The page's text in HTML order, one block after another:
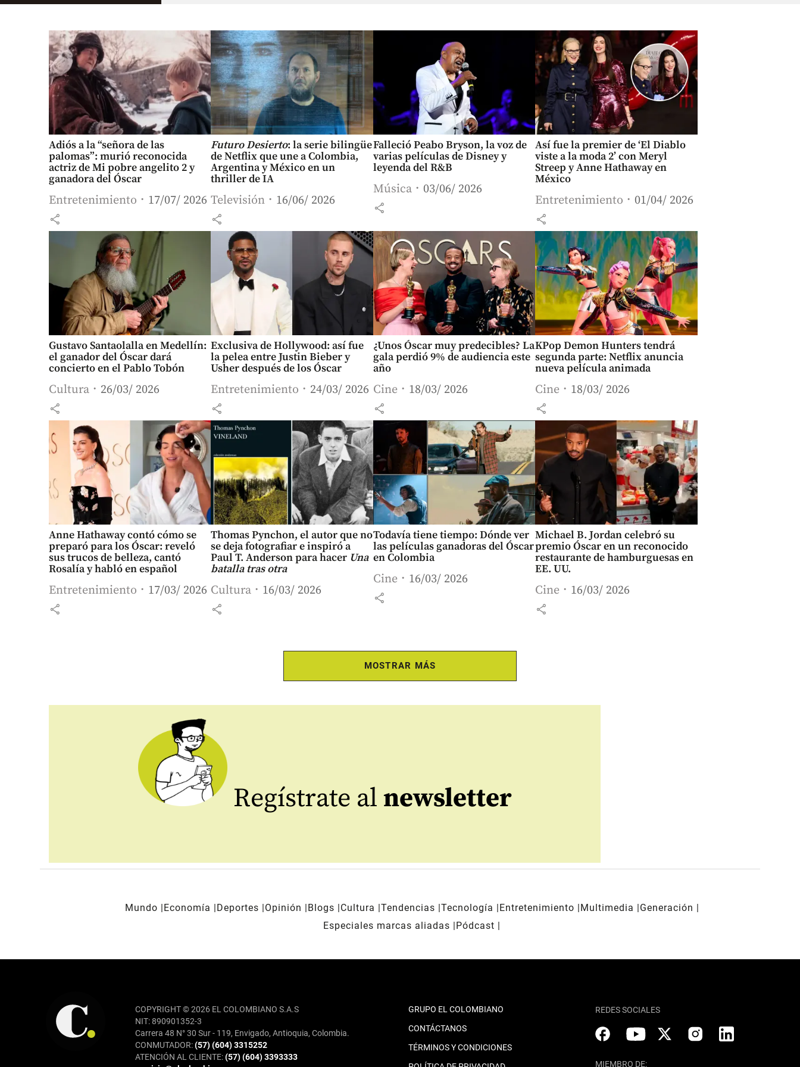
Adiós a la “señora de las
palomas”: murió reconocida
actriz de Mi pobre angelito 2 y
ganadora del Óscar
Entretenimiento 17/07/ 2026
share
Futuro Desierto: la serie bilingüe
de Netflix que une a Colombia,
Argentina y México en un
thriller de IA
Televisión 16/06/ 2026
share
Falleció Peabo Bryson, la voz de
varias películas de Disney y
leyenda del R&B
Música 03/06/ 2026
share
Así fue la premier de ‘El Diablo
viste a la moda 2’ con Meryl
Streep y Anne Hathaway en
México
Entretenimiento 01/04/ 2026
share
Gustavo Santaolalla en Medellín:
el ganador del Óscar dará
concierto en el Pablo Tobón
Cultura 26/03/ 2026
share
Exclusiva de Hollywood: así fue
la pelea entre Justin Bieber y
Usher después de los Óscar
Entretenimiento 24/03/ 2026
share
¿Unos Óscar muy predecibles? La
gala perdió 9% de audiencia este
año
Cine 18/03/ 2026
share
KPop Demon Hunters tendrá
segunda parte: Netflix anuncia
nueva película animada
Cine 18/03/ 2026
share
Anne Hathaway contó cómo se
preparó para los Óscar: reveló
sus trucos de belleza, cantó
Rosalía y habló en español
Entretenimiento 17/03/ 2026
share
Thomas Pynchon, el autor que no
se deja fotografiar e inspiró a
Paul T. Anderson para hacer Una
batalla tras otra
Cultura 16/03/ 2026
share
Todavía tiene tiempo: Dónde ver
las películas ganadoras del Óscar
en Colombia
Cine 16/03/ 2026
share
Michael B. Jordan celebró su
premio Óscar en un reconocido
restaurante de hamburguesas en
EE. UU.
Cine 16/03/ 2026
share
MOSTRAR MÁS
Regístrate al newsletter
Mundo Economía Deportes Opinión Blogs Cultura Tendencias Tecnología Entretenimiento Multimedia
Generación
Especiales marcas aliadas
Pódcast
COPYRIGHT © 2026 EL COLOMBIANO S.A.S
NIT: 890901352-3
Carrera 48 N° 30 Sur - 119, Envigado, Antioquia, Colombia.
CONMUTADOR:(57) (604) 3315252
ATENCIÓN AL CLIENTE:(57) (604) 3393333
GRUPO EL COLOMBIANO
CONTÁCTANOS
TÉRMINOS Y CONDICIONES
REDES SOCIALES
MIEMBRO DE: